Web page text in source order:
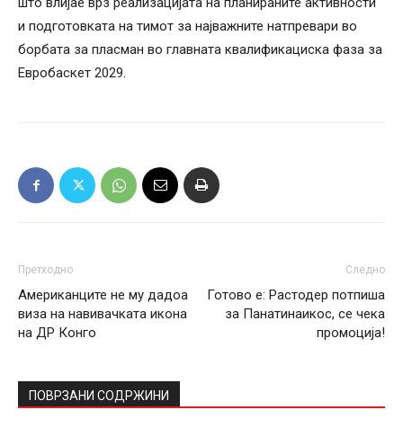
и подготовката на тимот за најважните натпревари во
борбата за пласман во главната квалификациска фаза за
Евробаскет 2029.
Претходно
Американците не му дадоа
виза на навивачката икона
на ДР Конго
Следно
Готово е: Растодер потпиша
за Панатинаикос, се чека
промоција!
ПОВРЗАНИ СОДРЖИНИ